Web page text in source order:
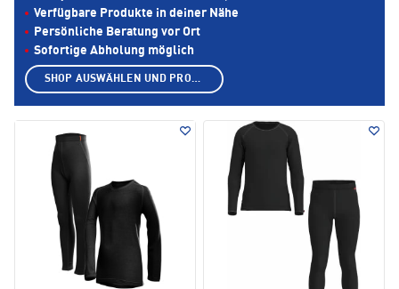
Verfügbare Produkte in deiner Nähe
Persönliche Beratung vor Ort
Sofortige Abholung möglich
SHOP AUSWÄHLEN UND PRODUKTE ANZEIGEN